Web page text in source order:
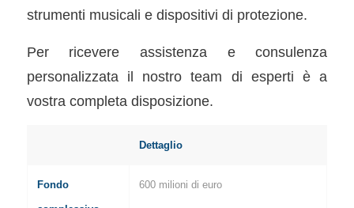
strumenti musicali e dispositivi di protezione.
Per ricevere assistenza e consulenza
personalizzata il nostro team di esperti è a
vostra completa disposizione.
Dettaglio
Fondo 600 milioni di euro